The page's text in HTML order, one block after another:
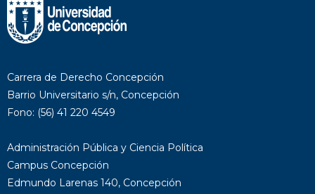
Carrera de Derecho Concepción
Barrio Universitario s/n, Concepción
Fono: (56) 41 220 4549
Administración Pública y Ciencia Política
Campus Concepción
Edmundo Larenas 140, Concepción